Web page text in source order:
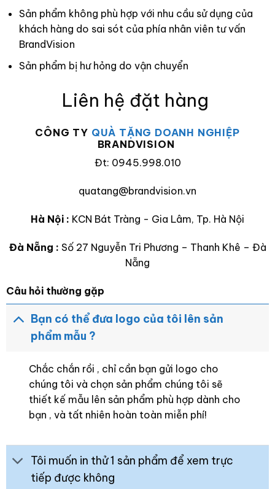
Sản phẩm không phù hợp với nhu cầu sử dụng của
khách hàng do sai sót của phía nhân viên tư vấn
BrandVision
Sản phẩm bị hư hỏng do vận chuyển
Liên hệ đặt hàng
CÔNG TY QUÀ TẶNG DOANH NGHIỆP
BRANDVISION
Đt: 0945.998.010
quatang@brandvision.vn
Hà Nội : KCN Bát Tràng - Gia Lâm, Tp. Hà Nội
Đà Nẵng : Số 27 Nguyễn Tri Phương – Thanh Khê – Đà
Nẵng
Câu hỏi thường gặp
Bạn có thể đưa logo của tôi lên sản
phẩm mẫu ?
Chắc chắn rồi , chỉ cần bạn gửi logo cho
chúng tôi và chọn sản phẩm chúng tôi sẽ
thiết kế mẫu lên sản phẩm phù hợp dành cho
bạn , và tất nhiên hoàn toàn miễn phí!
Tôi muốn in thử 1 sản phẩm để xem trực
tiếp được không